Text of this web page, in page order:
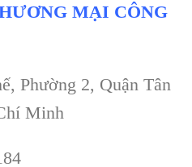
MẠI CÔNG
Phường 2, Quận Tân
Minh